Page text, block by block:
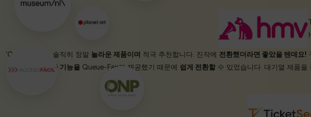
‘Queue-Fair는 솔직히 정말 놀라운 제품이며 적극 추천합니다. 진작에 전환했더라면 좋았을 텐데요!
하지 못했던추가 기능을 Queue-Fair가 제공했기 때문에 쉽게 전환할 수 있었습니다. 대기열 제품을